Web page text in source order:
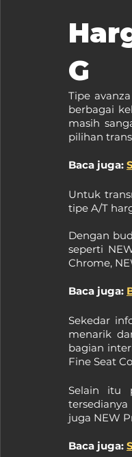
G
Tipe
berbagai
masih
pilihan
Baca juga:
Untuk
tipe A/T
Dengan
seperti
Chrome,
Baca juga:
Sekedar
menarik
bagian
Fine Seat
Selain itu
juga NEW
Baca juga: